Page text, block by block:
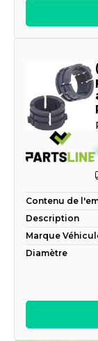
Contenu de
Description
Marque
Diamètre